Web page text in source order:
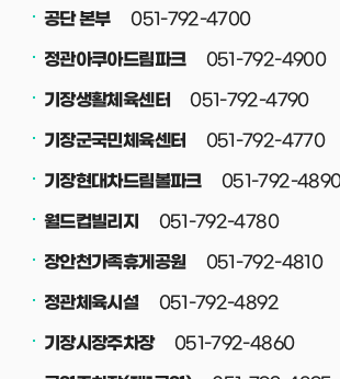
공단 본부
051-792-4700
정관아쿠아드림파크
051-792-4900
기장생활체육센터
051-792-4790
기장군국민체육센터
051-792-4770
기장현대차드림볼파크
051-792-
월드컵빌리지
051-792-4780
장안천가족휴게공원
051-792-4810
정관체육시설
051-792-4892
기장시장주차장
051-792-4860